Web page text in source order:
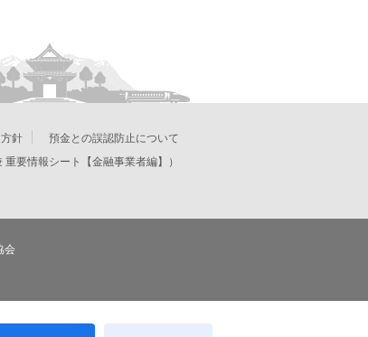
針
預金との誤認防止について
要情報シート【金融事業者編】）
会